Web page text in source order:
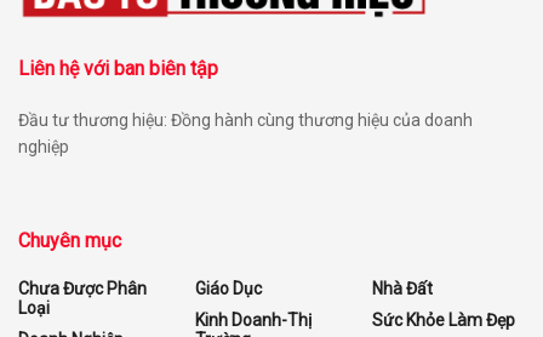
Liên hệ với ban biên tập
Đầu tư thương hiệu: Đồng hành cùng thương hiệu của doanh
nghiệp
Chuyên mục
Chưa Được Phân
Loại
Giáo Dục
Kinh Doanh-Thị
Nhà Đất
Sức Khỏe Làm Đẹp